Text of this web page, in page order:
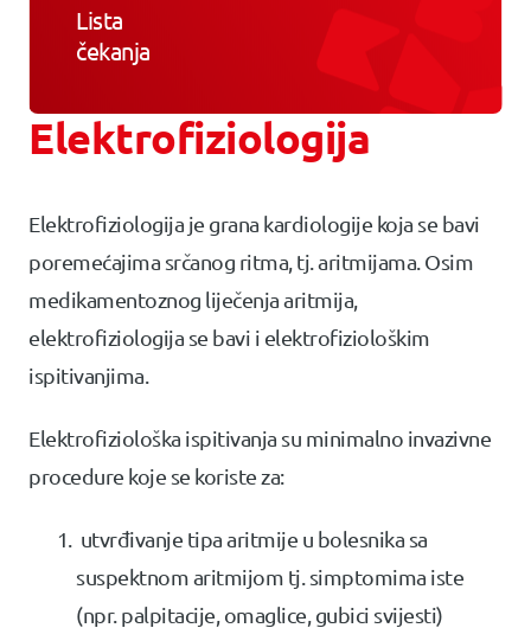
Lista
čekanja
Elektrofiziologija
Elektrofiziologija je grana kardiologije koja se bavi
poremećajima srčanog ritma, tj. aritmijama. Osim
medikamentoznog liječenja aritmija,
elektrofiziologija se bavi i elektrofiziološkim
ispitivanjima.
Elektrofiziološka ispitivanja su minimalno invazivne
procedure koje se koriste za:
utvrđivanje tipa aritmije u bolesnika sa
suspektnom aritmijom tj. simptomima iste
(npr. palpitacije, omaglice, gubici svijesti)